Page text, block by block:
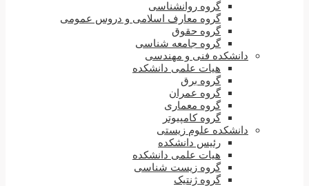
گروه روانشناسی
گروه معارف اسلامی و دروس عمومی
گروه حقوق
گروه جامعه شناسی
دانشکده فنی و مهندسی
هیات علمی دانشکده
گروه برق
گروه عمران
گروه معماری
گروه کامپیوتر
دانشکده علوم زیستی
رئیس دانشکده
هیات علمی دانشکده
گروه زیست شناسی
گروه ژنتیک